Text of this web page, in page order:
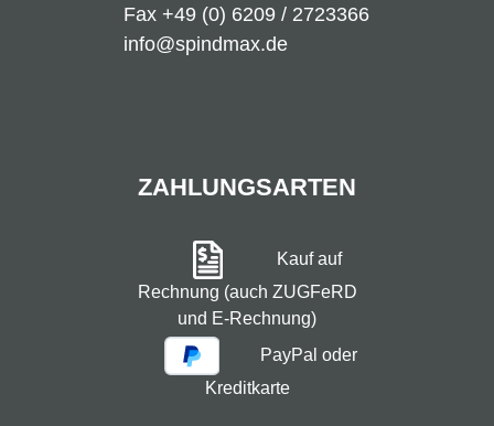
Fax +49 (0) 6209 / 2723366
info@spindmax.de
ZAHLUNGSARTEN
Kauf auf
Rechnung (auch ZUGFeRD
und E-Rechnung)
PayPal oder
Kreditkarte